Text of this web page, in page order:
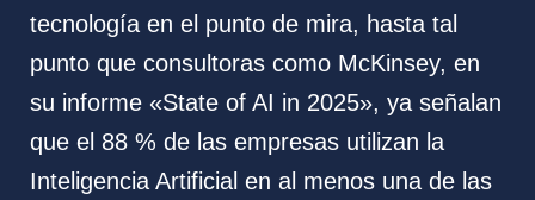
tecnología en el punto de mira, hasta tal
punto que consultoras como McKinsey, en
su informe «State of AI in 2025», ya señalan
que el 88 % de las empresas utilizan la
Inteligencia Artificial en al menos una de las